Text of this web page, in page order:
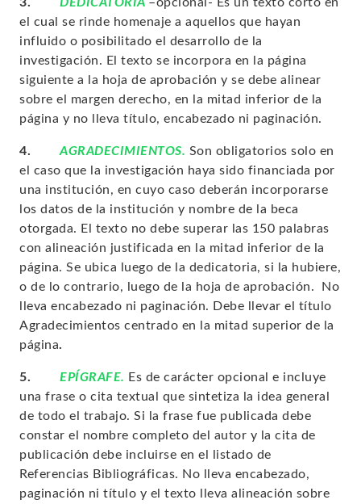
el cual se rinde homenaje a aquellos que hayan
influido o posibilitado el desarrollo de la
investigación. El texto se incorpora en la página
siguiente a la hoja de aprobación y se debe alinear
sobre el margen derecho, en la mitad inferior de la
página y no lleva título, encabezado ni paginación.
4. AGRADECIMIENTOS. Son obligatorios solo en
el caso que la investigación haya sido financiada por
una institución, en cuyo caso deberán incorporarse
los datos de la institución y nombre de la beca
otorgada. El texto no debe superar las 150 palabras
con alineación justificada en la mitad inferior de la
página. Se ubica luego de la dedicatoria, si la hubiere,
o de lo contrario, luego de la hoja de aprobación.
No
lleva encabezado ni paginación. Debe llevar el título
Agradecimientos centrado en la mitad superior de la
página.
5. EPÍGRAFE. Es de carácter opcional e incluye
una frase o cita textual que sintetiza la idea general
de todo el trabajo. Si la frase fue publicada debe
constar el nombre completo del autor y la cita de
publicación debe incluirse en el listado de
Referencias Bibliográficas. No lleva encabezado,
paginación ni título y el texto lleva alineación sobre